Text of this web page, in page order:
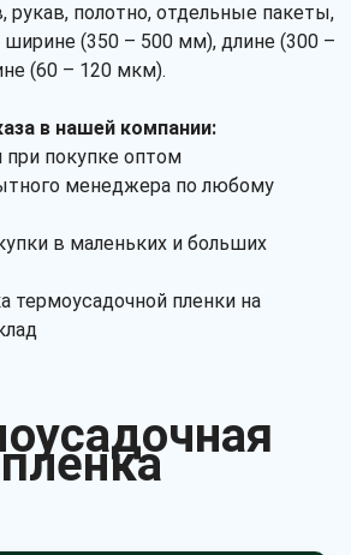
рукав, полотно, отдельные пакеты,
(350 – 500 мм), длине (300 –
(60 – 120 мкм).
в нашей компании:
покупке оптом
менеджера по любому
в маленьких и больших
термоусадочной пленки на
пленка